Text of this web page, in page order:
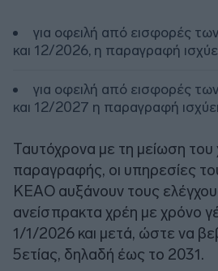
για οφειλή από εισφορές
και 12/2026, η παραγραφή
για οφειλή από εισφορές
και 12/2027 η παραγραφή
Ταυτόχρονα με τη μείωση του
παραγραφής, οι υπηρεσίες
ΚΕΑΟ αυξάνουν τους
ανείσπρακτα χρέη με χρόνο
1/1/2026 και μετά, ώστε να
5ετίας, δηλαδή έως το 2031.